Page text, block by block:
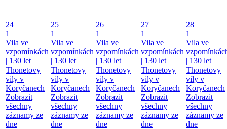
24
1
Vila ve
vzpomínkách
| 130 let
Thonetovy
vily v
Koryčanech
Zobrazit
všechny
záznamy ze
dne
25
1
Vila ve
vzpomínkách
| 130 let
Thonetovy
vily v
Koryčanech
Zobrazit
všechny
záznamy ze
dne
26
1
Vila ve
vzpomínkách
| 130 let
Thonetovy
vily v
Koryčanech
Zobrazit
všechny
záznamy ze
dne
27
1
Vila ve
vzpomínkách
| 130 let
Thonetovy
vily v
Koryčanech
Zobrazit
všechny
záznamy ze
dne
28
1
Vila ve
| 130 let
Thonetovy
vily v
Koryčanech
Zobrazit
všechny
záznamy ze
dne